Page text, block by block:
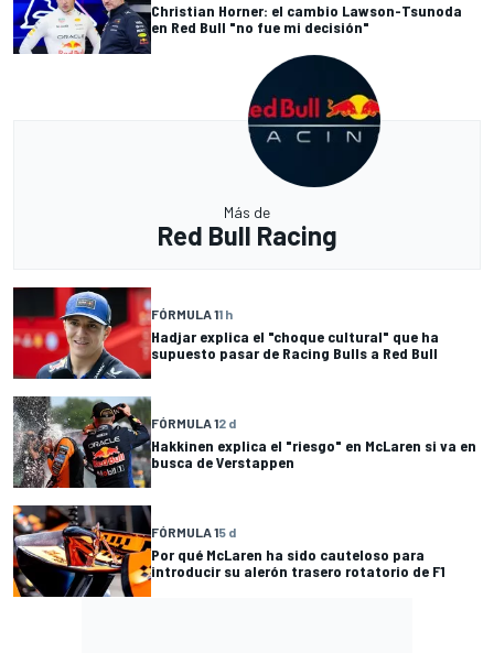
Christian Horner: el cambio Lawson-Tsunoda
en Red Bull "no fue mi decisión"
Más de
Red Bull Racing
FÓRMULA 11 h
Hadjar explica el "choque cultural" que ha
supuesto pasar de Racing Bulls a Red Bull
FÓRMULA 12 d
Hakkinen explica el "riesgo" en McLaren si va en
busca de Verstappen
FÓRMULA 15 d
Por qué McLaren ha sido cauteloso para
introducir su alerón trasero rotatorio de F1